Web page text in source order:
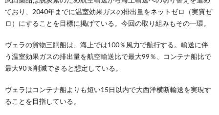
ており、2040年までに温室効果ガスの排出量をネットゼロ（実質ゼ
ロ）にすることを目標に掲げている。今回の取り組みもその一環。
ヴェラの貨物三胴船は、海上では100％風力で航行する。輸送に伴
う温室効果ガスの排出量を航空輸送比で最大99％、コンテナ船比で
最大90％削減できると想定している。
ヴェラはコンテナ船よりも短い15日以内で大西洋横断輸送を実現す
ることを目指している。